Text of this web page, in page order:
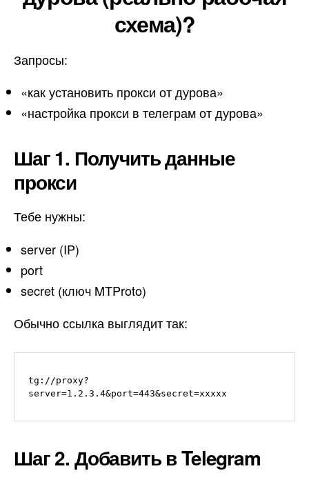
схема)?
Запросы:
«как установить прокси от дурова»
«настройка прокси в телеграм от дурова»
Шаг 1. Получить данные
прокси
Тебе нужны:
server (IP)
port
secret (ключ MTProto)
Обычно ссылка выглядит так:
tg://proxy?
Шаг 2. Добавить в Telegram